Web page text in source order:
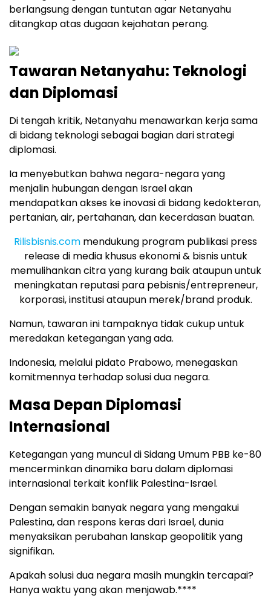
berlangsung dengan tuntutan agar Netanyahu
ditangkap atas dugaan kejahatan perang.
Tawaran Netanyahu: Teknologi
dan Diplomasi
Di tengah kritik, Netanyahu menawarkan kerja sama
di bidang teknologi sebagai bagian dari strategi
diplomasi.
Ia menyebutkan bahwa negara-negara yang
menjalin hubungan dengan Israel akan
mendapatkan akses ke inovasi di bidang kedokteran,
pertanian, air, pertahanan, dan kecerdasan buatan.
Rilisbisnis.com mendukung program publikasi press
release di media khusus ekonomi & bisnis untuk
memulihankan citra yang kurang baik ataupun untuk
meningkatan reputasi para pebisnis/entrepreneur,
korporasi, institusi ataupun merek/brand produk.
Namun, tawaran ini tampaknya tidak cukup untuk
meredakan ketegangan yang ada.
Indonesia, melalui pidato Prabowo, menegaskan
komitmennya terhadap solusi dua negara.
Masa Depan Diplomasi
Internasional
Ketegangan yang muncul di Sidang Umum PBB ke-80
mencerminkan dinamika baru dalam diplomasi
internasional terkait konflik Palestina-Israel.
Dengan semakin banyak negara yang mengakui
Palestina, dan respons keras dari Israel, dunia
menyaksikan perubahan lanskap geopolitik yang
signifikan.
Apakah solusi dua negara masih mungkin tercapai?
Hanya waktu yang akan menjawab.****